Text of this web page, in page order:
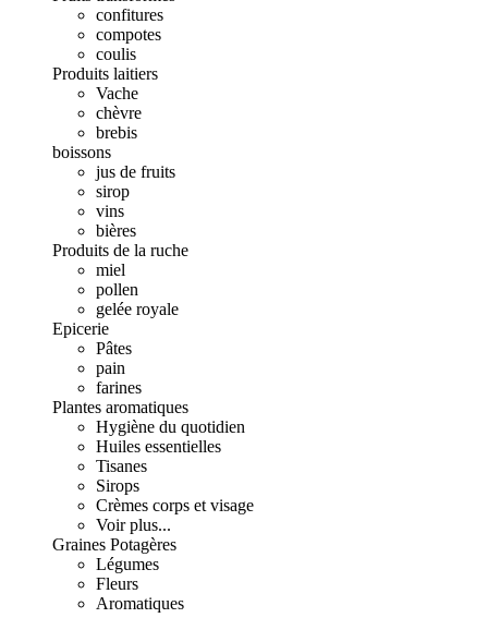
confitures
compotes
coulis
Produits laitiers
Vache
chèvre
brebis
boissons
jus de fruits
sirop
vins
bières
Produits de la ruche
miel
pollen
gelée royale
Epicerie
Pâtes
pain
farines
Plantes aromatiques
Hygiène du quotidien
Huiles essentielles
Tisanes
Sirops
Crèmes corps et visage
Voir plus...
Graines Potagères
Légumes
Fleurs
Aromatiques